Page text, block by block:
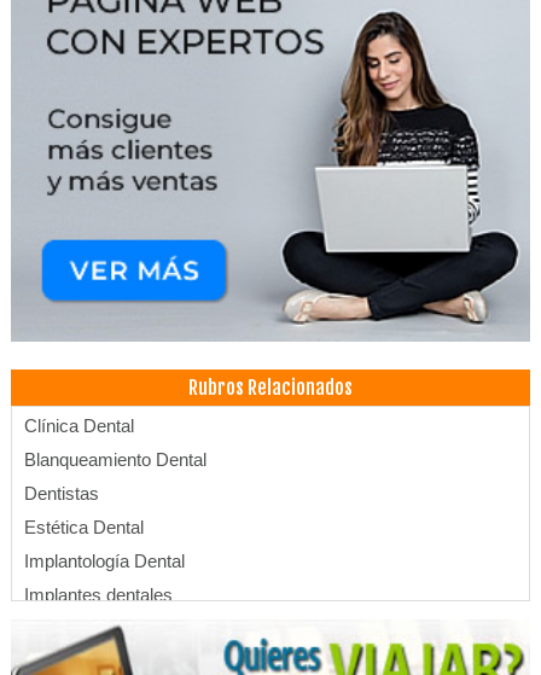
Rubros Relacionados
Clínica Dental
Blanqueamiento Dental
Dentistas
Estética Dental
Implantología Dental
Implantes dentales
Limpieza Dental
Periodoncia